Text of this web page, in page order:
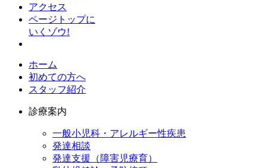
アクセス
ページトップに
いくゾウ!
ホーム
初めての方へ
スタッフ紹介
診療案内
一般小児科・アレルギー性疾患
発達相談
発達支援（障害児療育）